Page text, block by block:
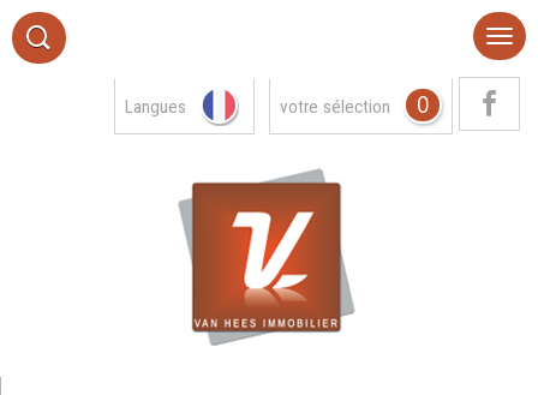
Langues votre sélection 0